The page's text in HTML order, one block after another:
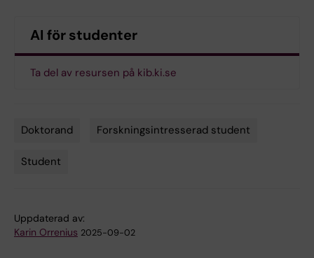
AI för studenter
Ta del av resursen på kib.ki.se
Doktorand Forskningsintresserad student
Student
Uppdaterad av:
Karin Orrenius 2025-09-02